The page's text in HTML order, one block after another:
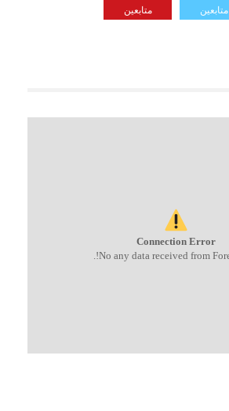
متابعين متابعين
Connection Error
No any data received from